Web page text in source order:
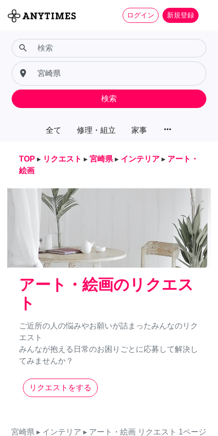
ログイン 新規登録
全て 修理・組立 家事 more_horiz
search
place
検索
TOP ▸ リクエスト ▸ 宮崎県 ▸ インテリア ▸ アート・
絵画
アート・絵画のリクエス
ト
ご近所の人の悩みやお願いが詰まったみんなのリク
エスト
みんなが抱える日常のお困りごとに応募して解決し
てみませんか？
リクエストをする
宮崎県 ▸ インテリア ▸ アート・絵画 リクエスト 1ページ